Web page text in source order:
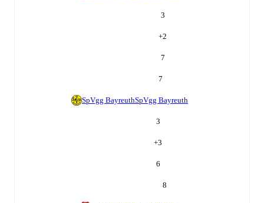
3
+2
7
7
SpVgg BayreuthSpVgg Bayreuth
3
+3
6
8